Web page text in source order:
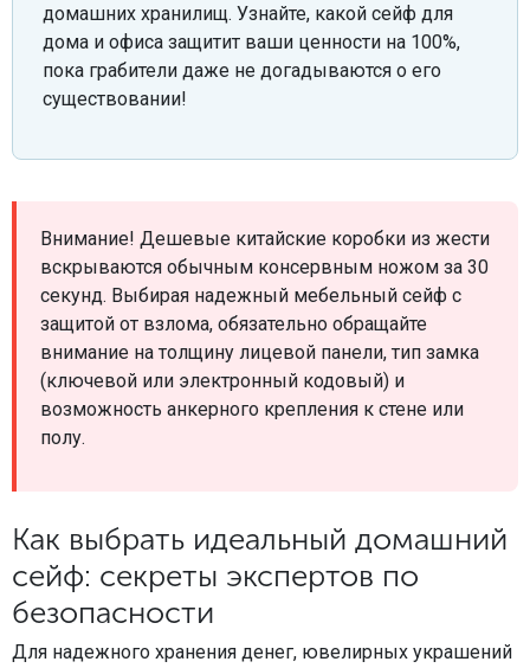
домашних хранилищ. Узнайте, какой сейф для
дома и офиса защитит ваши ценности на 100%,
пока грабители даже не догадываются о его
существовании!
Внимание! Дешевые китайские коробки из жести
вскрываются обычным консервным ножом за 30
секунд. Выбирая надежный мебельный сейф с
защитой от взлома, обязательно обращайте
внимание на толщину лицевой панели, тип замка
(ключевой или электронный кодовый) и
возможность анкерного крепления к стене или
полу.
Как выбрать идеальный домашний
сейф: секреты экспертов по
безопасности
Для надежного хранения денег, ювелирных украшений